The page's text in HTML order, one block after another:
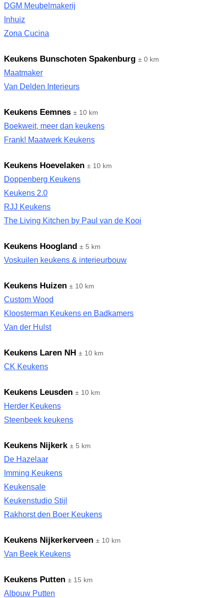
DGM Meubelmakerij
Inhuiz
Zona Cucina
Keukens Bunschoten Spakenburg ± 0 km
Maatmaker
Van Delden Interieurs
Keukens Eemnes ± 10 km
Boekweit, meer dan keukens
Frank! Maatwerk Keukens
Keukens Hoevelaken ± 10 km
Doppenberg Keukens
Keukens 2.0
RJJ Keukens
The Living Kitchen by Paul van de Kooi
Keukens Hoogland ± 5 km
Voskuilen keukens & interieurbouw
Keukens Huizen ± 10 km
Custom Wood
Kloosterman Keukens en Badkamers
Van der Hulst
Keukens Laren NH ± 10 km
CK Keukens
Keukens Leusden ± 10 km
Herder Keukens
Steenbeek keukens
Keukens Nijkerk ± 5 km
De Hazelaar
Imming Keukens
Keukensale
Keukenstudio Stijl
Rakhorst den Boer Keukens
Keukens Nijkerkerveen ± 10 km
Van Beek Keukens
Keukens Putten ± 15 km
Albouw Putten